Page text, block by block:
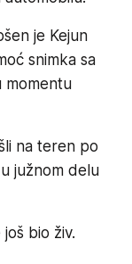
je Kejun
snimka sa
momentu
na teren po
južnom delu
bio živ.